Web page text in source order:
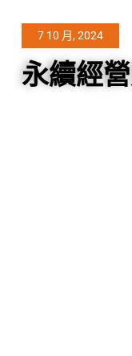
7 10 月, 2024
永續經